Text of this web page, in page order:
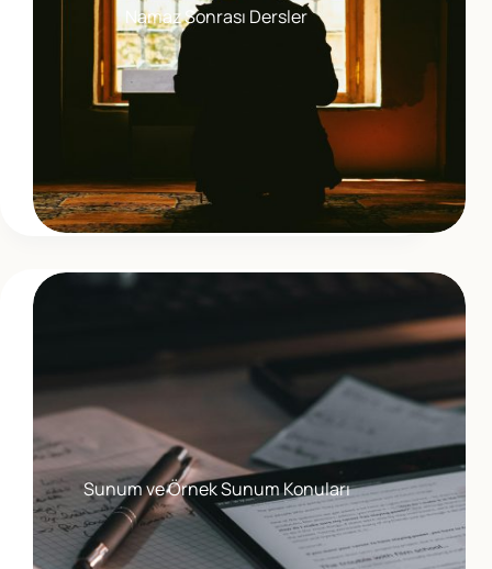
Namaz Sonrası Dersler
Sunum ve Örnek Sunum Konuları